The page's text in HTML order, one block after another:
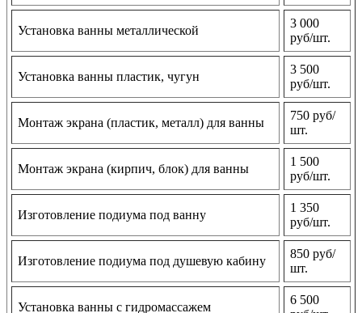
Установка ванны металлической
3 000
руб/шт.
Установка ванны пластик, чугун
3 500
руб/шт.
Монтаж экрана (пластик, металл) для ванны
750 руб/
шт.
Монтаж экрана (кирпич, блок) для ванны
1 500
руб/шт.
Изготовление подиума под ванну
1 350
руб/шт.
Изготовление подиума под душевую кабину
850 руб/
шт.
Установка ванны с гидромассажем
6 500